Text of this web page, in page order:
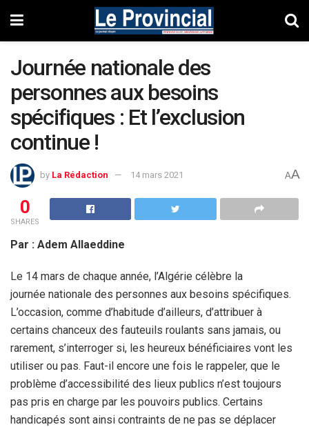
Journée nationale des
personnes aux besoins
spécifiques : Et l’exclusion
continue !
by La Rédaction 14 mars 2021 AA
0
SHARES
Par : Adem Allaeddine
Le 14 mars de chaque année, l’Algérie célèbre la
journée nationale des personnes aux besoins spécifiques.
L’occasion, comme d’habitude d’ailleurs, d’attribuer à
certains chanceux des fauteuils roulants sans jamais, ou
rarement, s’interroger si, les heureux bénéficiaires vont les
utiliser ou pas. Faut-il encore une fois le rappeler, que le
problème d’accessibilité des lieux publics n’est toujours
pas pris en charge par les pouvoirs publics. Certains
handicapés sont ainsi contraints de ne pas se déplacer